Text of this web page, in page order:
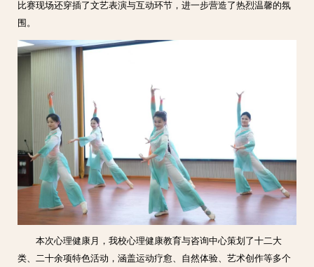
比赛现场还穿插了文艺表演与互动环节，进一步营造了热烈温馨的氛
围。
本次心理健康月，我校心理健康教育与咨询中心策划了十二大
类、二十余项特色活动，涵盖运动疗愈、自然体验、艺术创作等多个